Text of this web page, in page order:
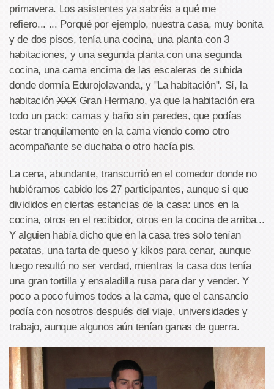
primavera. Los asistentes ya sabréis a qué me
refiero... ... Porqué por ejemplo, nuestra casa, muy bonita
y de dos pisos, tenía una cocina, una planta con 3
habitaciones, y una segunda planta con una segunda
cocina, una cama encima de las escaleras de subida
donde dormía Edurojolavanda, y "La habitación". Sí, la
habitaciónXXXGran Hermano, ya que la habitación era
todo un pack: camas y baño sin paredes, que podías
estar tranquilamente en la cama viendo como otro
acompañante se duchaba o otro hacía pis.
La cena, abundante, transcurrió en el comedor donde no
hubiéramos cabido los 27 participantes, aunque sí que
divididos en ciertas estancias de la casa: unos en la
cocina, otros en el recibidor, otros en la cocina de arriba...
Y alguien había dicho que en la casa tres solo tenían
patatas, una tarta de queso y kikos para cenar, aunque
luego resultó no ser verdad, mientras la casa dos tenía
una gran tortilla y ensaladilla rusa para dar y vender. Y
poco a poco fuimos todos a la cama, que el cansancio
podía con nosotros después del viaje, universidades y
trabajo, aunque algunos aún tenían ganas de guerra.